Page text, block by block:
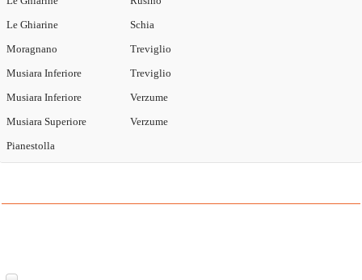
Le Ghiarine
Moragnano
Musiara Inferiore
Musiara Inferiore
Musiara Superiore
Pianestolla
Schia
Treviglio
Treviglio
Verzume
Verzume